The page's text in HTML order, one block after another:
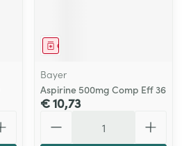
Geneesmiddel
Bayer
Aspirine 500mg Comp Eff 36
€ 10,73